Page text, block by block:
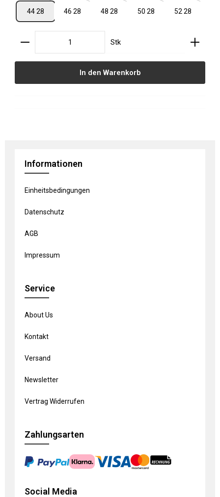
44 28 46 28 48 28 50 28 52 28
Produkt Anzahl: Gib den gewünschten Wert ein
Stk
In den Warenkorb
Informationen
Einheitsbedingungen
Datenschutz
AGB
Impressum
Service
About Us
Kontakt
Versand
Newsletter
Vertrag Widerrufen
Zahlungsarten
Social Media